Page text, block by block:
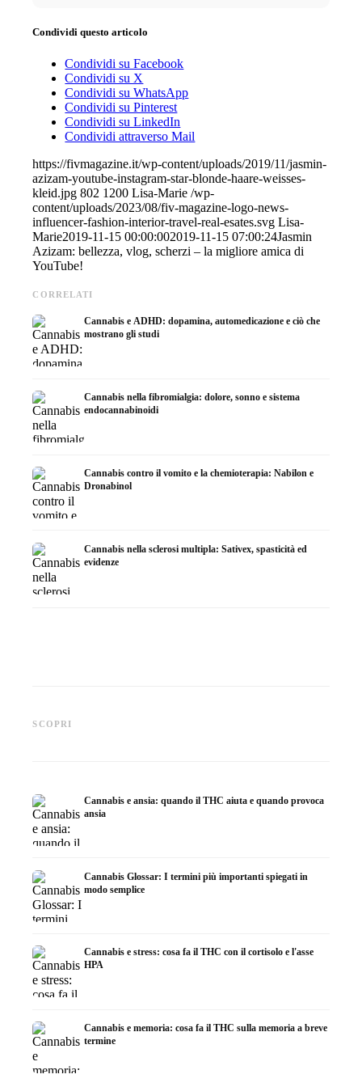
Condividi questo articolo
Condividi su Facebook
Condividi su X
Condividi su WhatsApp
Condividi su Pinterest
Condividi su LinkedIn
Condividi attraverso Mail
https://fivmagazine.it/wp-content/uploads/2019/11/jasmin-
azizam-youtube-instagram-star-blonde-haare-weisses-
kleid.jpg 802 1200 Lisa-Marie /wp-
content/uploads/2023/08/fiv-magazine-logo-news-
influencer-fashion-interior-travel-real-esates.svg Lisa-
Marie2019-11-15 00:00:002019-11-15 07:00:24Jasmin
Azizam: bellezza, vlog, scherzi – la migliore amica di
YouTube!
CORRELATI
Cannabis e ADHD: dopamina, automedicazione e ciò che
mostrano gli studi
Cannabis nella fibromialgia: dolore, sonno e sistema
endocannabinoidi
Cannabis contro il vomito e la chemioterapia: Nabilon e
Dronabinol
Cannabis nella sclerosi multipla: Sativex, spasticità ed
evidenze
SCOPRI
ricerca
Cannabis e ansia: quando il THC aiuta e quando provoca
ansia
Cannabis Glossar: I termini più importanti spiegati in
modo semplice
Cannabis e stress: cosa fa il THC con il cortisolo e l'asse
HPA
Cannabis e memoria: cosa fa il THC sulla memoria a breve
termine